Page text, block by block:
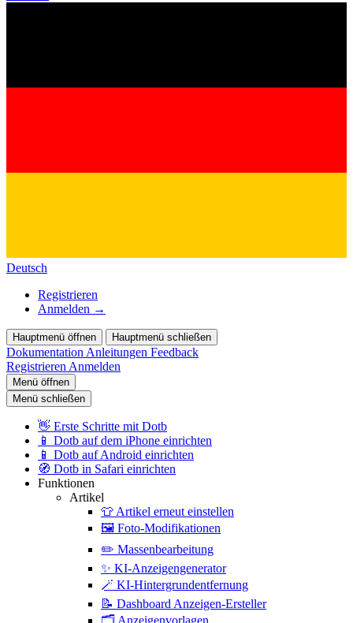
Deutsch
Registrieren
Anmelden →
Hauptmenü öffnen Hauptmenü schließen
Dokumentation Anleitungen Feedback
Registrieren Anmelden
Menü öffnen
Menü schließen
👋 Erste Schritte mit Dotb
📱 Dotb auf dem iPhone einrichten
📱 Dotb auf Android einrichten
🧭 Dotb in Safari einrichten
Funktionen
Artikel
👕 Artikel erneut einstellen
🖼️ Foto-Modifikationen
✏️ Massenbearbeitung
✨ KI-Anzeigengenerator
🪄 KI-Hintergrundentfernung
📝 Dashboard Anzeigen-Ersteller
🗂️ Anzeigenvorlagen